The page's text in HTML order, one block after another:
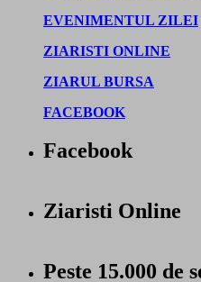
EVENIMENTUL ZILEI
ZIARISTI ONLINE
ZIARUL BURSA
FACEBOOK
Facebook
Ziaristi Online
Peste 15.000 de